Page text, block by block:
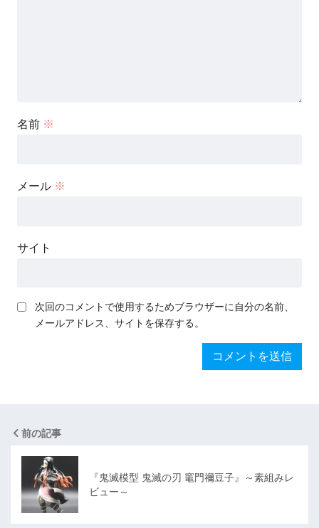
名前 ※
メール ※
サイト
次回のコメントで使用するためブラウザーに自分の名前、
メールアドレス、サイトを保存する。
前の記事
『鬼滅模型 鬼滅の刃 竈門禰豆子』～素組みレ
ビュー～